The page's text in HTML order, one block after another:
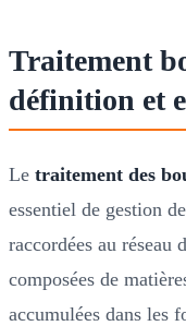
Traitement
définition et
Le traitement des
essentiel de gestion
raccordées au réseau
composées de
accumulées dans les